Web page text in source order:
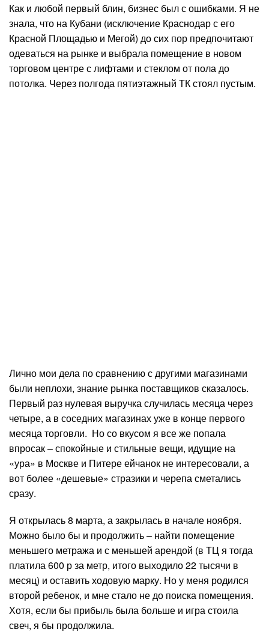
Как и любой первый блин, бизнес был с ошибками. Я не
знала, что на Кубани (исключение Краснодар с его
Красной Площадью и Мегой) до сих пор предпочитают
одеваться на рынке и выбрала помещение в новом
торговом центре с лифтами и стеклом от пола до
потолка. Через полгода пятиэтажный ТК стоял пустым.
Лично мои дела по сравнению с другими магазинами
были неплохи, знание рынка поставщиков сказалось.
Первый раз нулевая выручка случилась месяца через
четыре, а в соседних магазинах уже в конце первого
месяца торговли. Но со вкусом я все же попала
впросак – спокойные и стильные вещи, идущие на
«ура» в Москве и Питере ейчанок не интересовали, а
вот более «дешевые» стразики и черепа сметались
сразу.
Я открылась 8 марта, а закрылась в начале ноября.
Можно было бы и продолжить – найти помещение
меньшего метража и с меньшей арендой (в ТЦ я тогда
платила 600 р за метр, итого выходило 22 тысячи в
месяц) и оставить ходовую марку. Но у меня родился
второй ребенок, и мне стало не до поиска помещения.
Хотя, если бы прибыль была больше и игра стоила
свеч, я бы продолжила.